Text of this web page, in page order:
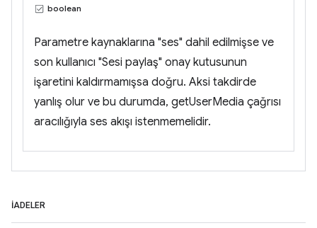
boolean
Parametre kaynaklarına "ses" dahil edilmişse ve
son kullanıcı "Sesi paylaş" onay kutusunun
işaretini kaldırmamışsa doğru. Aksi takdirde
yanlış olur ve bu durumda, getUserMedia çağrısı
aracılığıyla ses akışı istenmemelidir.
İADELER